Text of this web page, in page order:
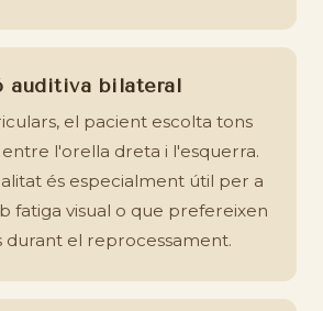
auditiva bilateral
el pacient escolta tons
l'orella dreta i l'esquerra.
és especialment útil per a
fatiga visual o que prefereixen
durant el reprocessament.